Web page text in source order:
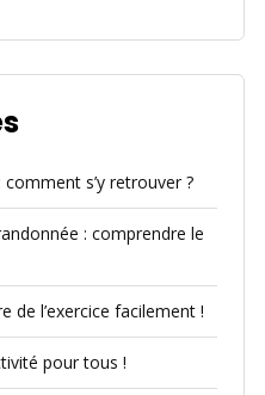
s’y retrouver ?
: comprendre le
de l’exercice facilement !
pour tous !